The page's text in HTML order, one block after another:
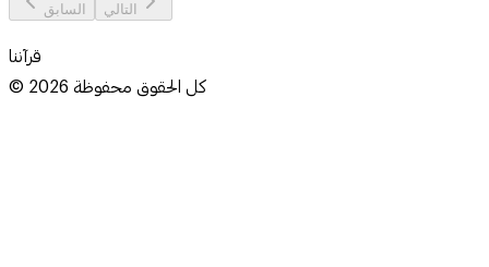
السابق التالي
قرآننا
© 2026كل الحقوق محفوظة